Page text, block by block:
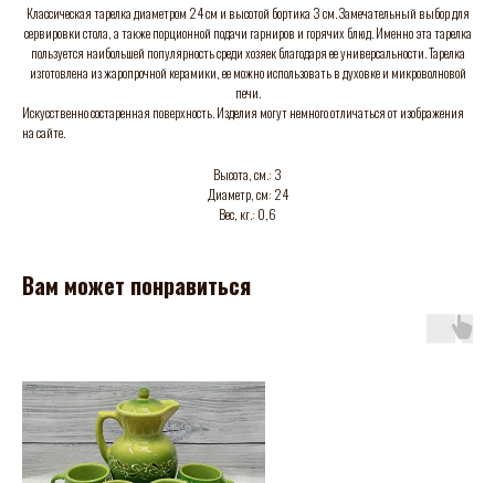
Классическая тарелка диаметром 24 см и высотой бортика 3 см. Замечательный выбор для
сервировки стола, а также порционной подачи гарниров и горячих блюд. Именно эта тарелка
пользуется наибольшей популярность среди хозяек благодаря ее универсальности. Тарелка
изготовлена из жаропрочной керамики, ее можно использовать в духовке и микроволновой
печи.
Искусственно состаренная поверхность. Изделия могут немного отличаться от изображения
на сайте.
Высота, см.: 3
Диаметр, см: 24
Вес, кг.: 0,6
Вам может понравиться